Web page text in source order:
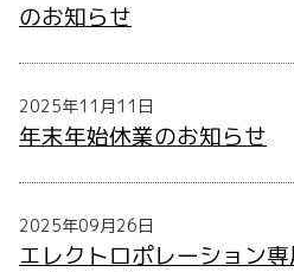
のお知らせ
2025年11月11日
年末年始休業のお知らせ
2025年09月26日
エレクトロポレーション